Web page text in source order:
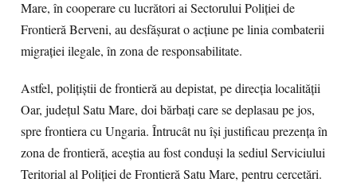
Mare, în cooperare cu lucrători ai Sectorului Poliției de
Frontieră Berveni, au desfășurat o acțiune pe linia combaterii
migraţiei ilegale, în zona de responsabilitate.
Astfel, polițiștii de frontieră au depistat, pe direcția localității
Oar, județul Satu Mare, doi bărbați care se deplasau pe jos,
spre frontiera cu Ungaria. Întrucât nu îşi justificau prezenţa în
zona de frontieră, aceștia au fost conduși la sediul Serviciului
Teritorial al Poliţiei de Frontieră Satu Mare, pentru cercetări.